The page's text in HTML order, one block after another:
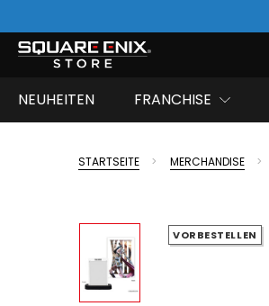
NEUHEITEN FRANCHISE
STARTSEITE MERCHANDISE
VORBESTELLEN